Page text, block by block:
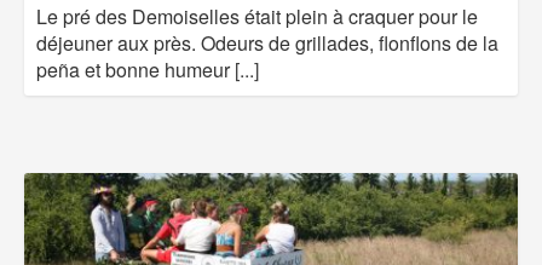
Le pré des Demoiselles était plein à craquer pour le
déjeuner aux près. Odeurs de grillades, flonflons de la
peña et bonne humeur[...]